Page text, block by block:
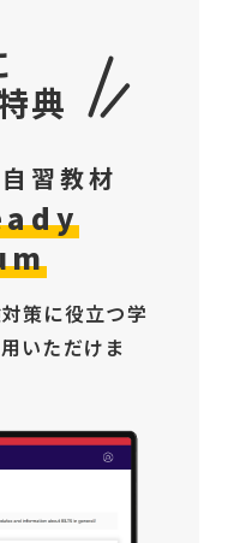
典
習教材
策に役立つ学
いただけま